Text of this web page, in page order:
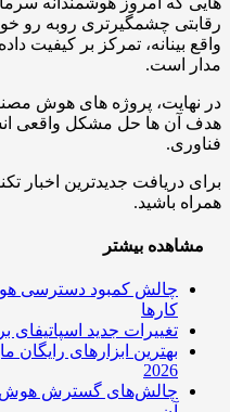
چشمگیرتری روبه رو
بینانه، تمرکز بر کیفیت داده ها
است.
پروژه های هوش
آن ها حل مشکل واقعی انسان
دریافت جدیدترین اخبار
باشید.
بیشتر
چالش کمبود دسترسی هوش
کارها
تغییرات جدید اسپاتیفای
بهترین ابزارهای رایگان
چالش‌های گسترش هوش